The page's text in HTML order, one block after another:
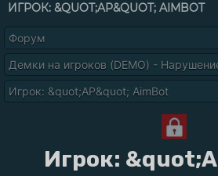
ИГРОК: &QUOT;AP&QUOT; AIMBOT
Форум
Демки на игроков (DEMO) -
Игрок: &quot;AP&quot; AimBot
Игрок: